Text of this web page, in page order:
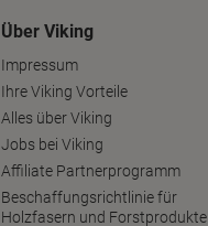
Über Viking
Impressum
Ihre Viking Vorteile
Alles über Viking
Jobs bei Viking
Affiliate Partnerprogramm
Beschaffungsrichtlinie für
Holzfasern und Forstprodukte